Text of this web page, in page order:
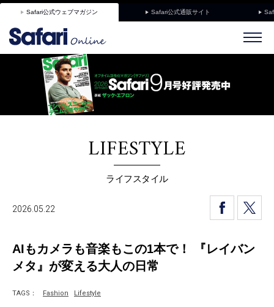
Safari公式ウェブマガジン Safari公式通販サイト
LIFESTYLE
ライフスタイル
2026.05.22
AIもカメラも音楽もこの1本で！ 『レイバン
メタ』が変える大人の日常
TAGS： Fashion Lifestyle